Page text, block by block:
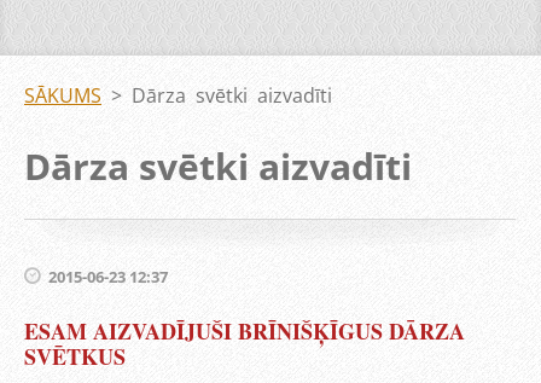
SĀKUMS > Dārza svētki aizvadīti
Dārza svētki aizvadīti
2015-06-23 12:37
ESAM AIZVADĪJUŠI BRĪNIŠĶĪGUS DĀRZA
SVĒTKUS